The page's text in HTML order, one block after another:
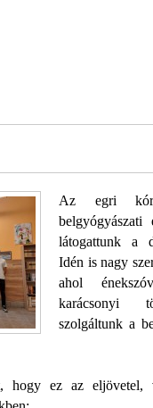
Az egri
belgyógyászati
látogattunk a
Idén is nagy
ahol
karácsonyi
szolgáltunk a
hogy ez az eljövetel,